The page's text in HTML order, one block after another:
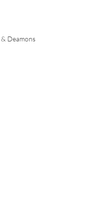
Deamons